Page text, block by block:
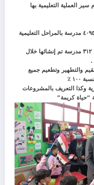
العملية التعليمية بها
مليون و٦٠٠ ألف طالب وطالبة ينتظمون فى ٤٠٩٥ مدرسة بالمراحل التعليمية
٤٠ مدرسة جديدة تدخل الخدمة هذا العام ضمن ٣١٢ مدرسة تم إنشائها خلال
والتطهير وتطعيم جميع
وكذا التعريف بالمشروعات
“حياة كريمة”